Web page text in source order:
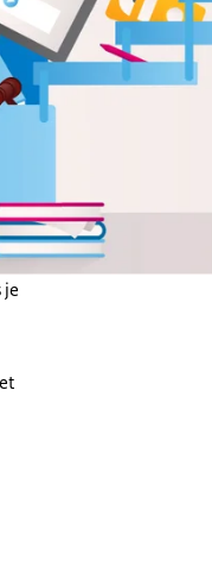
je